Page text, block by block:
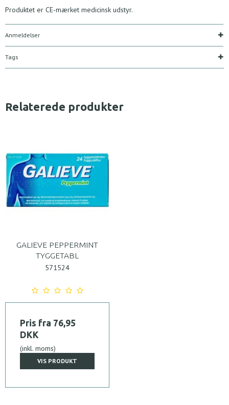
Produktet er CE-mærket medicinsk udstyr.
Anmeldelser
Tags
Relaterede produkter
GALIEVE PEPPERMINT
TYGGETABL
571524
Pris fra 76,95
DKK
(inkl. moms)
VIS PRODUKT